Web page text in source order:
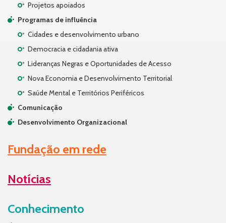
Projetos apoiados
Programas de influência
Cidades e desenvolvimento urbano
Democracia e cidadania ativa
Lideranças Negras e Oportunidades de Acesso
Nova Economia e Desenvolvimento Territorial
Saúde Mental e Territórios Periféricos
Comunicação
Desenvolvimento Organizacional
Fundação em rede
Notícias
Conhecimento